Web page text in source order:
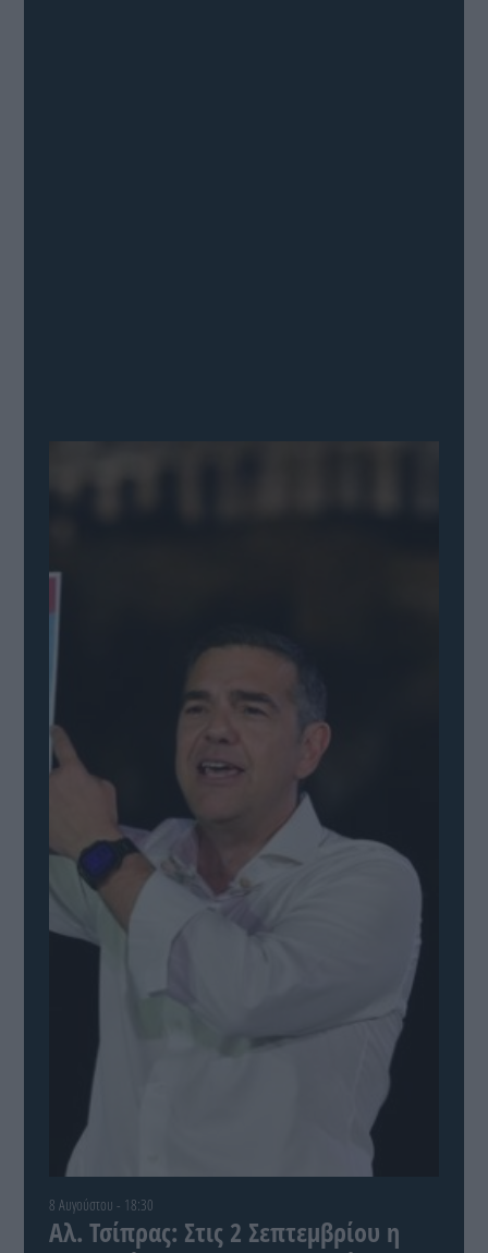
8 Αυγούστου - 18:30
Αλ. Τσίπρας: Στις 2 Σεπτεμβρίου η